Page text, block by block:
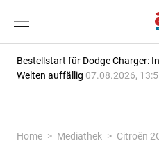
Bestellstart für Dodge Charger:
Welten auffällig 07.08.2026,
Home Mediathek Citroën